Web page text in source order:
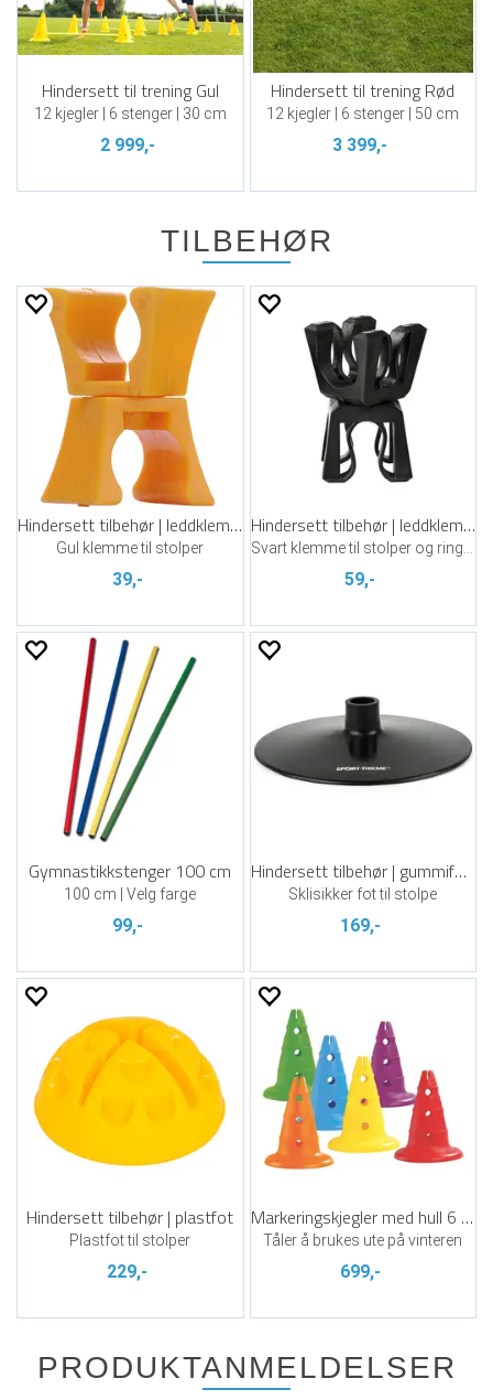
Hindersett til trening Gul
12 kjegler | 6 stenger | 30 cm
2 999,-
Hindersett til trening Rød
12 kjegler | 6 stenger | 50 cm
3 399,-
TILBEHØR
Hindersett tilbehør | leddklemme
Gul klemme til stolper
39,-
Hindersett tilbehør | leddklemme
59,-
Gymnastikkstenger 100 cm
100 cm | Velg farge
99,-
Hindersett tilbehør | gummifot 0,75 kg
Sklisikker fot til stolpe
169,-
Hindersett tilbehør | plastfot
Plastfot til stolper
229,-
Markeringskjegler med hull 6 stk | 32 cm
Tåler å brukes ute på vinteren
699,-
PRODUKTANMELDELSER